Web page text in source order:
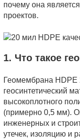
почему она
проектов.
1. Что такое
Геомембрана
геосинтетический
высокоплотного
(примерно 0,5 мм).
инженерных и
утечек, изоляцию и